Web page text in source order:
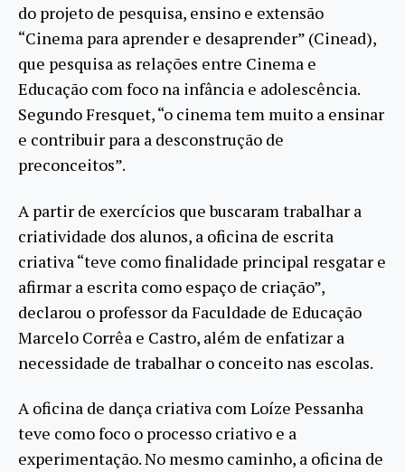
do projeto de pesquisa, ensino e extensão
“Cinema para aprender e desaprender” (Cinead),
que pesquisa as relações entre Cinema e
Educação com foco na infância e adolescência.
Segundo Fresquet, “o cinema tem muito a ensinar
e contribuir para a desconstrução de
preconceitos”.
A partir de exercícios que buscaram trabalhar a
criatividade dos alunos, a oficina de escrita
criativa “teve como finalidade principal resgatar e
afirmar a escrita como espaço de criação”,
declarou o professor da Faculdade de Educação
Marcelo Corrêa e Castro, além de enfatizar a
necessidade de trabalhar o conceito nas escolas.
A oficina de dança criativa com Loíze Pessanha
teve como foco o processo criativo e a
experimentação. No mesmo caminho, a oficina de